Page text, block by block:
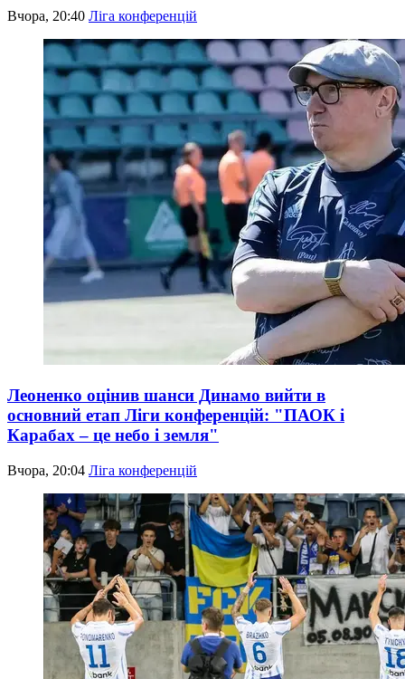
Вчора, 20:40 Ліга конференцій
Леоненко оцінив шанси Динамо вийти в
основний етап Ліги конференцій: "ПАОК і
Карабах – це небо і земля"
Вчора, 20:04 Ліга конференцій